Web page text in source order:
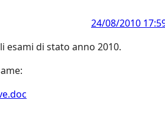
24/08/2010
esami di stato anno 2010.